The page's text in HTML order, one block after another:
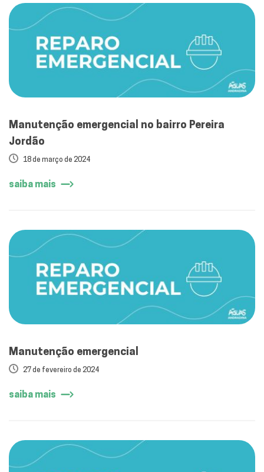
Manutenção emergencial no bairro Pereira
Jordão
18 de março de 2024
saiba mais
Manutenção emergencial
27 de fevereiro de 2024
saiba mais